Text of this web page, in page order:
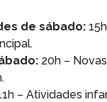
de sábado:
20h –
– Atividades